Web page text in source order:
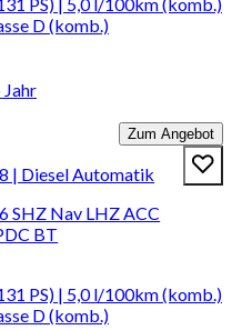
D (komb.)
Zum Angebot
| Diesel Automatik
SHZ Nav LHZ ACC
BT
PS) | 5,0 l/100km (komb.)
D (komb.)